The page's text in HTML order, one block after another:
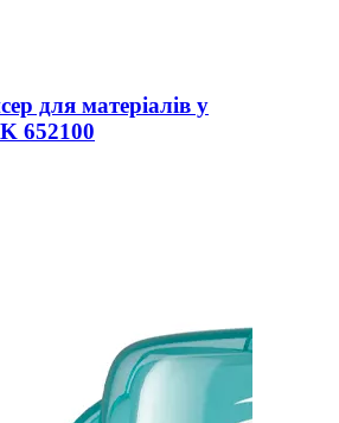
для матеріалів у
652100